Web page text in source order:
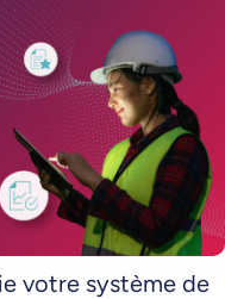
votre système de